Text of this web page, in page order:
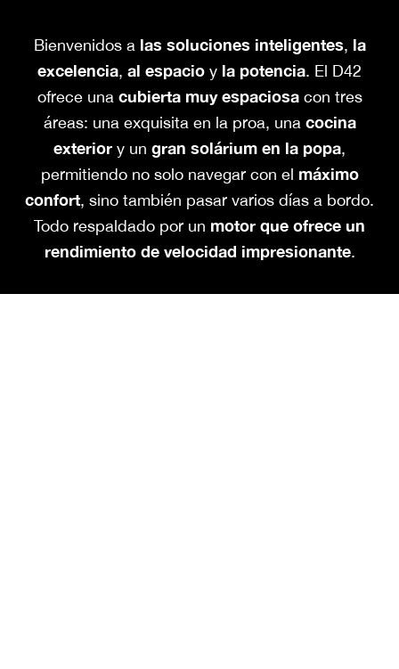
Bienvenidos a las soluciones inteligentes, la
excelencia, al espacio y la potencia. El D42
ofrece una cubierta muy espaciosacon tres
áreas: una exquisita en la proa, una cocina
exterior y un gran solárium en la popa,
permitiendo no solo navegar con el máximo
confort, sino también pasar varios días a bordo.
Todo respaldado por un motor que ofrece un
rendimiento de velocidad impresionante.